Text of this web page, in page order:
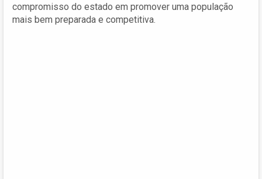
compromisso do estado em promover uma população
mais bem preparada e competitiva.